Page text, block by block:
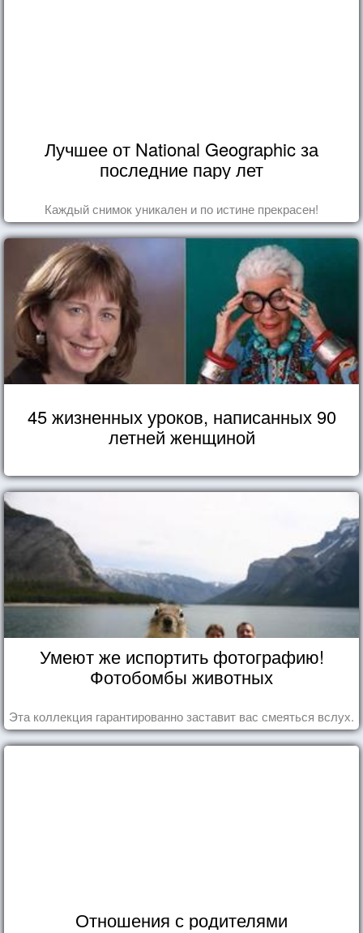
Лучшее от National Geographic за
последние пару лет
Каждый снимок уникален и по истине прекрасен!
45 жизненных уроков, написанных 90
летней женщиной
Умеют же испортить фотографию!
Фотобомбы животных
Эта коллекция гарантированно заставит вас смеяться вслух.
Отношения с родителями